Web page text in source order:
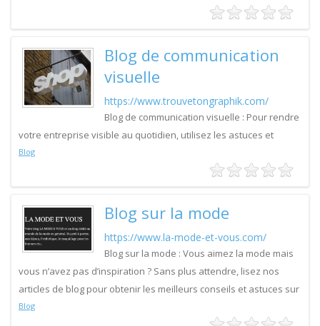
Blog de communication
visuelle
https://www.trouvetongraphik.com/
Blog de communication visuelle : Pour rendre
votre entreprise visible au quotidien, utilisez les astuces et
Blog
Blog sur la mode
https://www.la-mode-et-vous.com/
Blog sur la mode : Vous aimez la mode mais
vous n’avez pas d’inspiration ? Sans plus attendre, lisez nos
articles de blog pour obtenir les meilleurs conseils et astuces sur
Blog